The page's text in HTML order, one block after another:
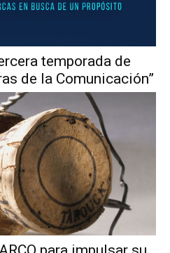
temporada de
de la Comunicación”